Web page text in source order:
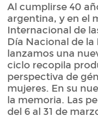
Al cumplirse 40
argentina, y en el
Internacional de
Día Nacional de
lanzamos una
ciclo recopila
perspectiva de
mujeres. En su
la memoria. Las
del 6 al 31 de